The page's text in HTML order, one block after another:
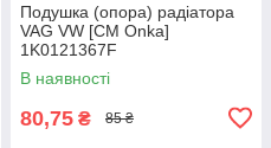
Подушка (опора) радіатора
VAG VW [СМ Onka]
1K0121367F
В наявності
80,75 ₴ 85 ₴